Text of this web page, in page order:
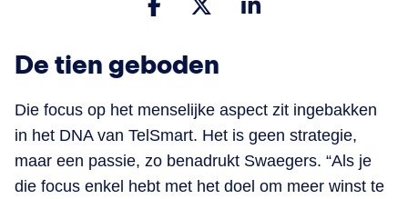
De tien geboden
Die focus op het menselijke aspect zit ingebakken
in het DNA van TelSmart. Het is geen strategie,
maar een passie, zo benadrukt Swaegers. “Als je
die focus enkel hebt met het doel om meer winst te